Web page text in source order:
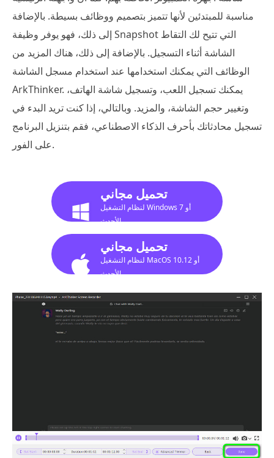
مناسبة للمبتدئين لأنها تتميز بتصميم ووظائف بسيطة. بالإضافة
إلى ذلك، فهو يوفر وظيفة Snapshot التي تتيح لك التقاط
الشاشة أثناء التسجيل. بالإضافة إلى ذلك، هناك المزيد من
الوظائف التي يمكنك استخدامها عند استخدام مسجل الشاشة
ArkThinker. يمكنك تسجيل اللعب، وتسجيل شاشة الهاتف،
وتغيير حجم الشاشة، والمزيد. وبالتالي، إذا كنت تريد البدء في
تسجيل محادثاتك بأحرف الذكاء الاصطناعي، فقم بتنزيل البرنامج
على الفور.
تحميل مجاني
لنظام التشغيل Windows 7 أو
الأحدث
تحميل مجاني
لنظام التشغيل MacOS 10.12 أو
الأحدث